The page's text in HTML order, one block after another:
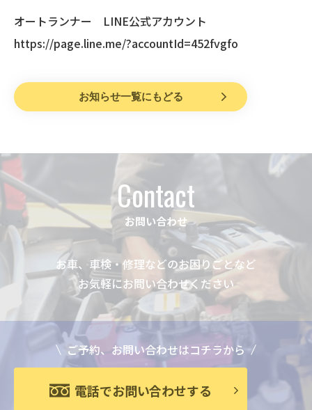
オートランナー LINE公式アカウント
https://page.line.me/?accountId=452fvgfo
お知らせ一覧にもどる
Contact
お問い合わせ
お車、車検・修理などのお困りごとなど
お気軽にお問い合わせください
ご予約、お問い合わせはコチラから
電話でお問い合わせする